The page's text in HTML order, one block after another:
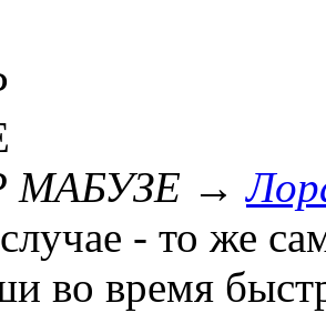
МАБУЗЕ →
- то же
во время